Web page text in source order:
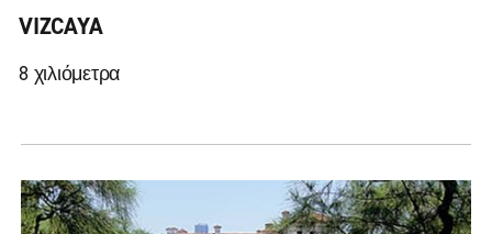
VIZCAYA
8 χιλιόμετρα